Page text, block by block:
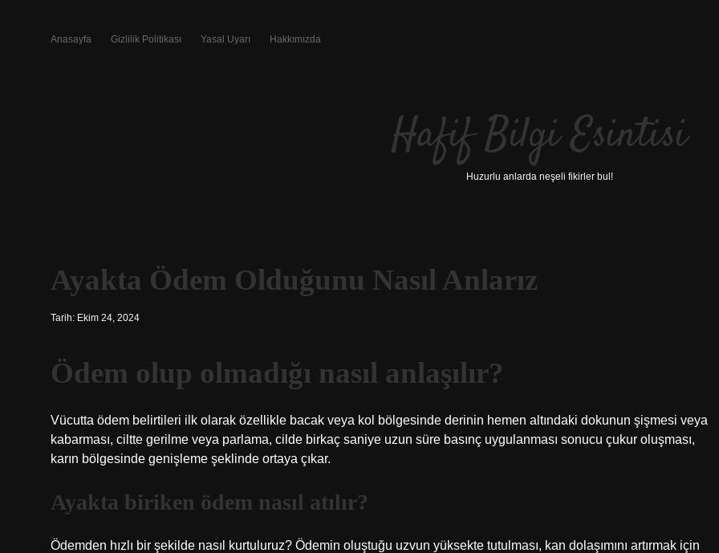
Anasayfa Gizlilik Politikası Yasal Uyarı Hakkımızda
Hafif Bilgi Esintisi
Huzurlu anlarda neşeli fikirler bul!
Ayakta Ödem Olduğunu Nasıl Anlarız
Tarih: Ekim 24, 2024
Ödem olup olmadığı nasıl anlaşılır?
Vücutta ödem belirtileri ilk olarak özellikle bacak veya kol bölgesinde derinin hemen altındaki dokunun şişmesi veya
kabarması, ciltte gerilme veya parlama, cilde birkaç saniye uzun süre basınç uygulanması sonucu çukur oluşması,
karın bölgesinde genişleme şeklinde ortaya çıkar.
Ayakta biriken ödem nasıl atılır?
Ödemden hızlı bir şekilde nasıl kurtuluruz? Ödemin oluştuğu uzvun yüksekte tutulması, kan dolaşımını artırmak için